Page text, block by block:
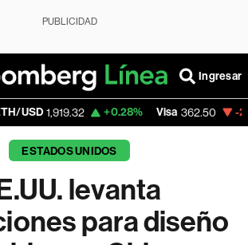
PUBLICIDAD
Ingresar
+0.28% Visa 362.50 -2.15%
ESTADOS UNIDOS
levanta
para diseño